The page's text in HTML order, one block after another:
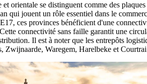
se distinguent comme des
qui jouent un rôle essentiel dans le
ces provinces bénéficient d'une
connectivité sans faille garantit une
Il est à noter que les entrepôts
Zwijnaarde, Waregem, Harelbeke et